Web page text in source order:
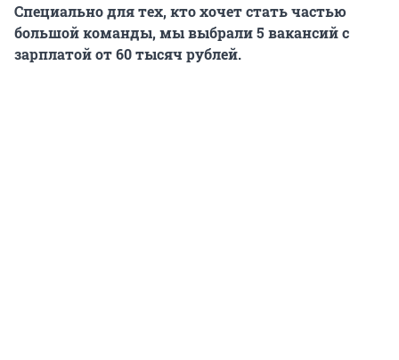
Специально для тех, кто хочет стать частью
большой команды, мы выбрали 5 вакансий с
зарплатой от 60 тысяч рублей.